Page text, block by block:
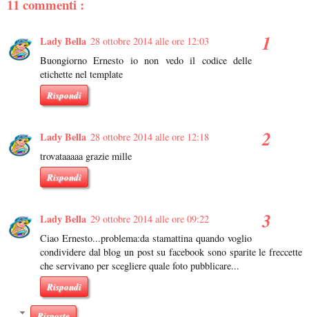
11 commenti :
Lady Bella 28 ottobre 2014 alle ore 12:03
Buongiorno Ernesto io non vedo il codice delle
etichette nel template
Rispondi
Lady Bella 28 ottobre 2014 alle ore 12:18
trovataaaaa grazie mille
Rispondi
Lady Bella 29 ottobre 2014 alle ore 09:22
Ciao Ernesto...problema:da stamattina quando voglio
condividere dal blog un post su facebook sono sparite le freccette
che servivano per scegliere quale foto pubblicare...
Rispondi